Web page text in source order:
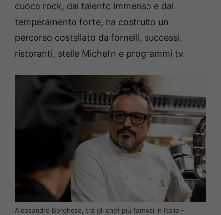
cuoco rock, dal talento immenso e dal
temperamento forte, ha costruito un
percorso costellato da fornelli, successi,
ristoranti, stelle Michelin e programmi tv.
Alessandro Borghese, tra gli chef più famosi in Italia –